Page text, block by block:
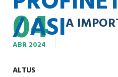
04
ABR 2024
A
ALTUS